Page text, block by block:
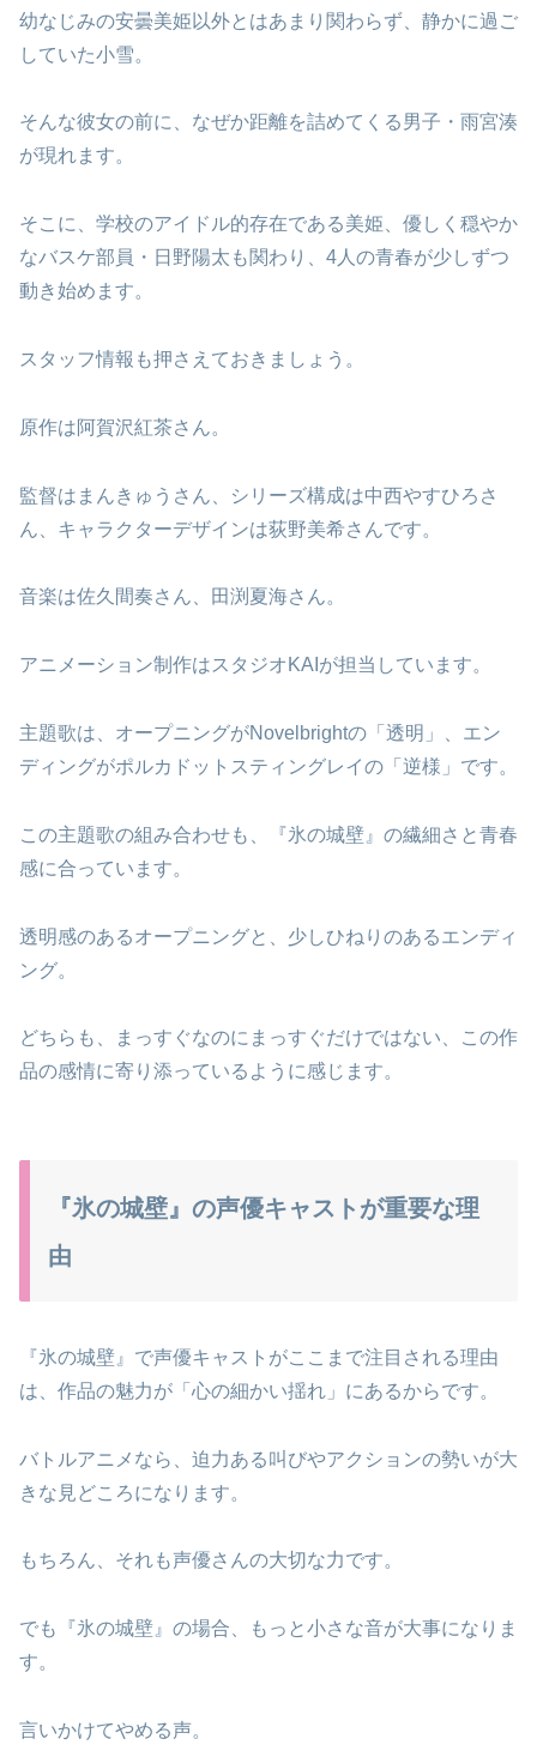
幼なじみの安曇美姫以外とはあまり関わらず、静かに過ご
していた小雪。
そんな彼女の前に、なぜか距離を詰めてくる男子・雨宮湊
が現れます。
そこに、学校のアイドル的存在である美姫、優しく穏やか
なバスケ部員・日野陽太も関わり、4人の青春が少しずつ
動き始めます。
スタッフ情報も押さえておきましょう。
原作は阿賀沢紅茶さん。
監督はまんきゅうさん、シリーズ構成は中西やすひろさ
ん、キャラクターデザインは荻野美希さんです。
音楽は佐久間奏さん、田渕夏海さん。
アニメーション制作はスタジオKAIが担当しています。
主題歌は、オープニングがNovelbrightの「透明」、エン
ディングがポルカドットスティングレイの「逆様」です。
この主題歌の組み合わせも、『氷の城壁』の繊細さと青春
感に合っています。
透明感のあるオープニングと、少しひねりのあるエンディ
ング。
どちらも、まっすぐなのにまっすぐだけではない、この作
品の感情に寄り添っているように感じます。
『氷の城壁』の声優キャストが重要な理
由
『氷の城壁』で声優キャストがここまで注目される理由
は、作品の魅力が「心の細かい揺れ」にあるからです。
バトルアニメなら、迫力ある叫びやアクションの勢いが大
きな見どころになります。
もちろん、それも声優さんの大切な力です。
でも『氷の城壁』の場合、もっと小さな音が大事になりま
す。
言いかけてやめる声。